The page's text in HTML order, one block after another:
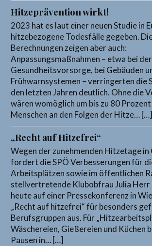
Hitzeprävention wirkt!
2023 hat es laut einer neuen Studie in
hitzebezogene Todesfälle gegeben.
Berechnungen zeigen aber auch:
Anpassungsmaßnahmen – etwa bei der
Gesundheitsvorsorge, bei Gebäuden
Frühwarnsystemen – verringerten die
den letzten Jahren deutlich. Ohne die
wären womöglich um bis zu 80
Menschen an den Folgen der Hitze… […]
„Recht auf Hitzefrei“
Wegen der zunehmenden Hitzetage
fordert die SPÖ Verbesserungen für
Arbeitsplätzen sowie im öffentlichen
stellvertretende Klubobfrau Julia Herr
heute auf einer Pressekonferenz in
„Recht auf hitzefrei“ für besonders
Berufsgruppen aus. Für
Wäschereien, Gießereien und Küchen
Pausen in… […]